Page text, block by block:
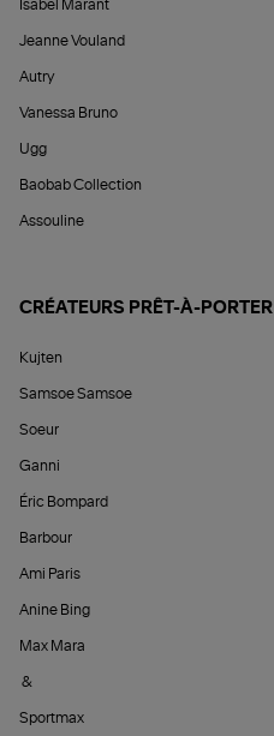
Isabel Marant
Jeanne Vouland
Autry
Vanessa Bruno
Ugg
Baobab Collection
Assouline
CRÉATEURS PRÊT-À-PORTER
Kujten
Samsoe Samsoe
Soeur
Ganni
Éric Bompard
Barbour
Ami Paris
Anine Bing
Max Mara
&
Sportmax